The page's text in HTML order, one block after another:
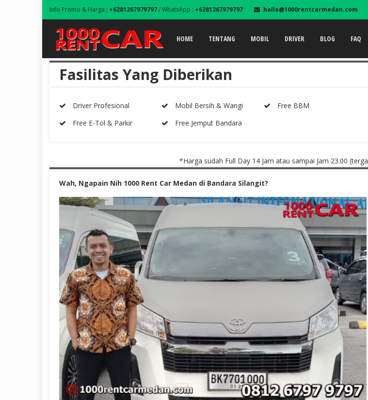
Info Promo & Harga : +6281267979797/ WhatsApp : +6281267979797 hallo@1000rentcarmedan.com
HOME TENTANG MOBIL DRIVER BLOG FAQ
Fasilitas Yang Diberikan
Driver Profesional Mobil Bersih & Wangi
Free BBM
Free E-Tol & Parkir
Free Jemput Bandara
*Harga sudah Full Day 14 Jam atau sampai Jam 23.00
Wah, Ngapain Nih 1000 Rent Car Medan di Bandara Silangit?